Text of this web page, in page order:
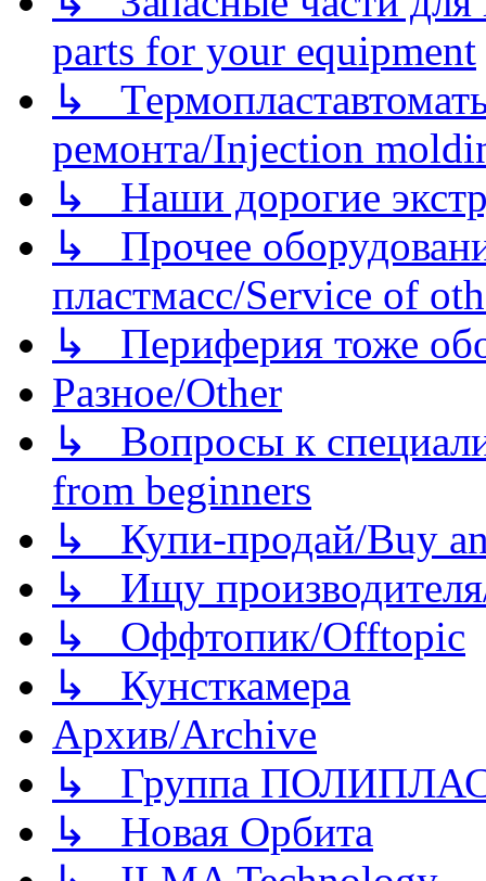
parts for your equipment
↳
ремонта/Injection
↳ Наши дорогие
↳ Прочее
пластмасс/Service of
↳ Периферия тоже
Разное/Other
↳ Вопросы к
from beginners
↳ Купи-продай/Buy
↳ Ищу
↳ Оффтопик/Offtopic
↳ Кунсткамера
Архив/Archive
↳ Группа
↳ Новая Орбита